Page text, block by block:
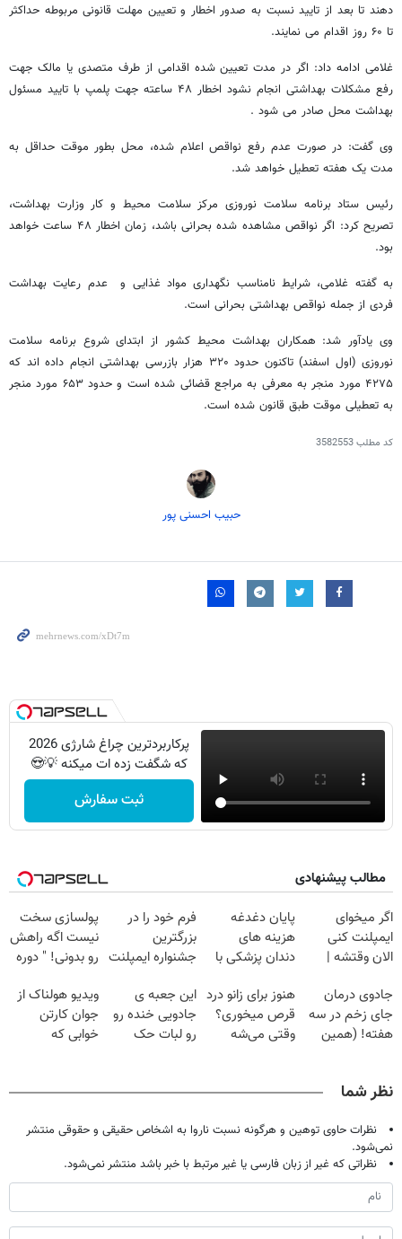
دهند تا بعد از تایید نسبت به صدور اخطار و تعیین مهلت قانونی مربوطه حداکثر
تا ۶۰ روز اقدام می نمایند.
غلامی ادامه داد: اگر در مدت تعیین شده اقدامی از طرف متصدی یا مالک جهت
رفع مشکلات بهداشتی انجام نشود اخطار ۴۸ ساعته جهت پلمپ با تایید مسئول
بهداشت محل صادر می شود .
وی گفت: در صورت عدم رفع نواقص اعلام شده، محل بطور موقت حداقل به
مدت یک هفته تعطیل خواهد شد.
رئیس ستاد برنامه سلامت نوروزی مرکز سلامت محیط و کار وزارت بهداشت،
تصریح کرد: اگر نواقص مشاهده شده بحرانی باشد، زمان اخطار ۴۸ ساعت خواهد
بود.
به گفته غلامی، شرایط نامناسب نگهداری مواد غذایی و عدم رعایت بهداشت
فردی از جمله نواقص بهداشتی بحرانی است.
وی یادآور شد: همکاران بهداشت محیط کشور از ابتدای شروع برنامه سلامت
نوروزی (اول اسفند) تاکنون حدود ۳۲۰ هزار بازرسی بهداشتی انجام داده اند که
۴۲۷۵ مورد منجر به معرفی به مراجع قضائی شده است و حدود ۶۵۳ مورد منجر
به تعطیلی موقت طبق قانون شده است.
کد مطلب3582553
حبیب احسنی پور
پرکاربردترین چراغ شارژی 2026
که شگفت زده ات میکنه 💡😍
ثبت سفارش
مطالب پیشنهادی
اگر میخوای
ایمپلنت کنی
الان وقتشه |
میلیون تومان!!!
پایان دغدغه
هزینه های
دندان پزشکی با
خانگی
فرم خود را در
بزرگترین
جشنواره ایمپلنت
فقط ۲۵ میلیون
پولسازی سخت
نیست اگه راهش
رو بدونی! " دوره
جادوی درمان
جای زخم در سه
هفته! (همین
هنوز برای زانو درد
قرص میخوری؟
وقتی می‌شه
این جعبه ی
جادویی خنده رو
رو لبات حک
ویدیو هولناک از
جوان کارتن
خوابی که
نظر شما
نظرات حاوی توهین و هرگونه نسبت ناروا به اشخاص حقیقی و حقوقی منتشر
نمی‌شود.
نظراتی که غیر از زبان فارسی یا غیر مرتبط با خبر باشد منتشر نمی‌شود.